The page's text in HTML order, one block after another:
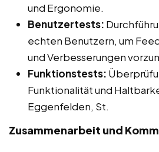
und Ergonomie.
Benutzertests:
echten Benutzern, um
und Verbesserungen
Funktionstests:
Funktionalität und
Eggenfelden, St.
Zusammenarbeit und